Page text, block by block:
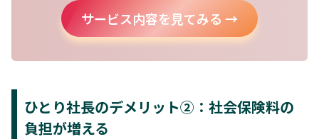
サービス内容を見てみる →
ひとり社長のデメリット②：社会保険料の
負担が増える